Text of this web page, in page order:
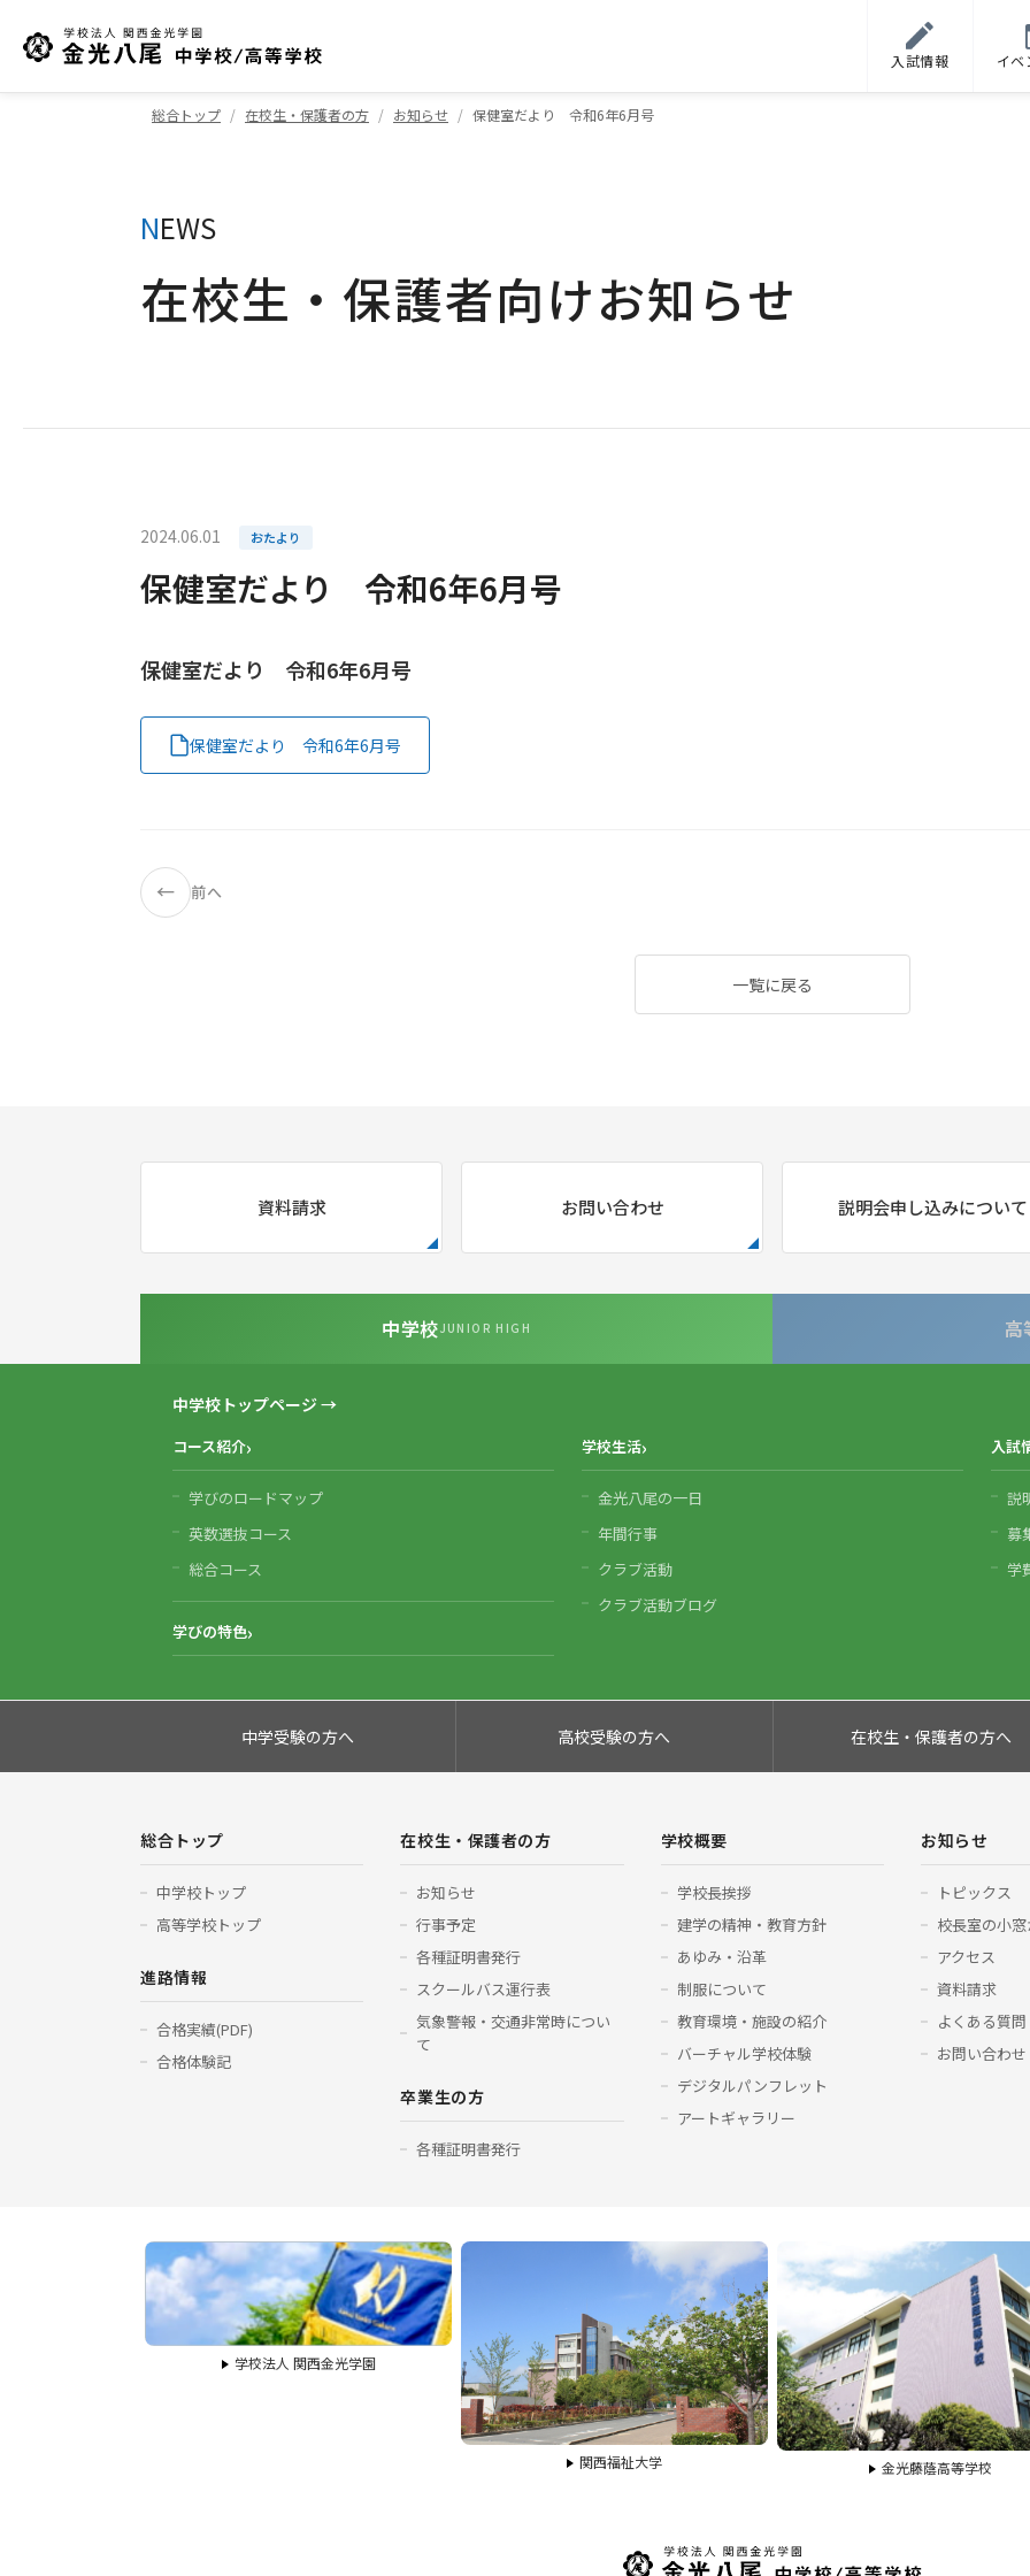
入試情報 イベ
総合トップ 在校生・保護者の方 お知らせ 保健室だより 令和6年6月号
NEWS
在校生・保護者向けお知らせ
2024.06.01 おたより
保健室だより 令和6年6月号
保健室だより 令和6年6月号
保健室だより 令和6年6月号
← 前へ
一覧に戻る
資料請求 お問い合わせ 説明会申し込みについて
中学校JUNIOR HIGH 高
中学校トップページ →
コース紹介
学びのロードマップ
英数選抜コース
総合コース
学びの特色
学校生活
金光八尾の一日
年間行事
クラブ活動
クラブ活動ブログ
入試
説
募
学
中学受験の方へ 高校受験の方へ 在校生・保護者の方へ
総合トップ
中学校トップ
高等学校トップ
進路情報
合格実績(PDF)
合格体験記
在校生・保護者の方
お知らせ
行事予定
各種証明書発行
スクールバス運行表
気象警報・交通非常時につい
て
卒業生の方
各種証明書発行
学校概要
学校長挨拶
建学の精神・教育方針
あゆみ・沿革
制服について
教育環境・施設の紹介
バーチャル学校体験
デジタルパンフレット
アートギャラリー
お知らせ
トピックス
校長室の小
アクセス
資料請求
よくある質問
お問い合わせ
学校法人 関西金光学園
関西福祉大学 金光藤蔭高等学校